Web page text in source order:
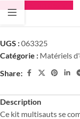
UGS :063325
Catégorie : Matériels
Share:
Description
Ce kit multisauts se